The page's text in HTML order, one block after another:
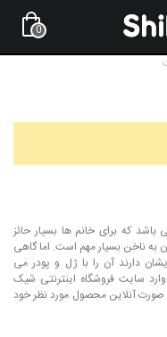
0
که برای خانم ها بسیار حائز
ناخن بسیار مهم است. اما گاهی
دارند آن را با ژل و پودر می
سایت فروشگاه اینترنتی شیک
صورت آنلاین محصول مورد نظر خود